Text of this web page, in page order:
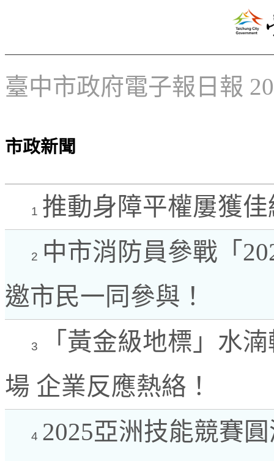
臺中市政府電子報日報
市政新聞
1 推動身障平權屢獲
2 中市消防員參戰「
邀市民一同參與！
3
「黃金級地標」水
場 企業反應熱絡！
4 2025亞洲技能競賽